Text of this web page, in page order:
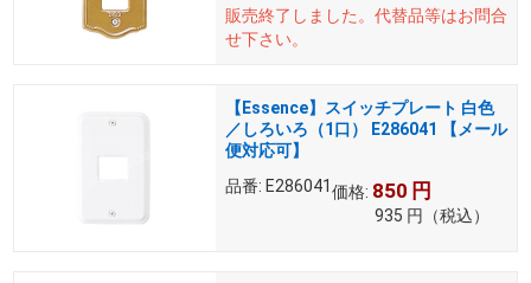
販売終了しました。 代替品等はお問合
せ下さい。
【Essence】スイッチプレート 白色
／しろいろ（1口） E286041 【メール
便対応可】
品番: E286041価格: 850 円
935 円 （税込）